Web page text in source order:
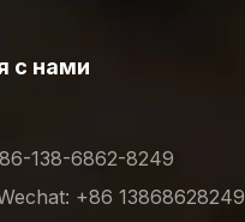
с нами
138-6862-8249
+86 13868628249